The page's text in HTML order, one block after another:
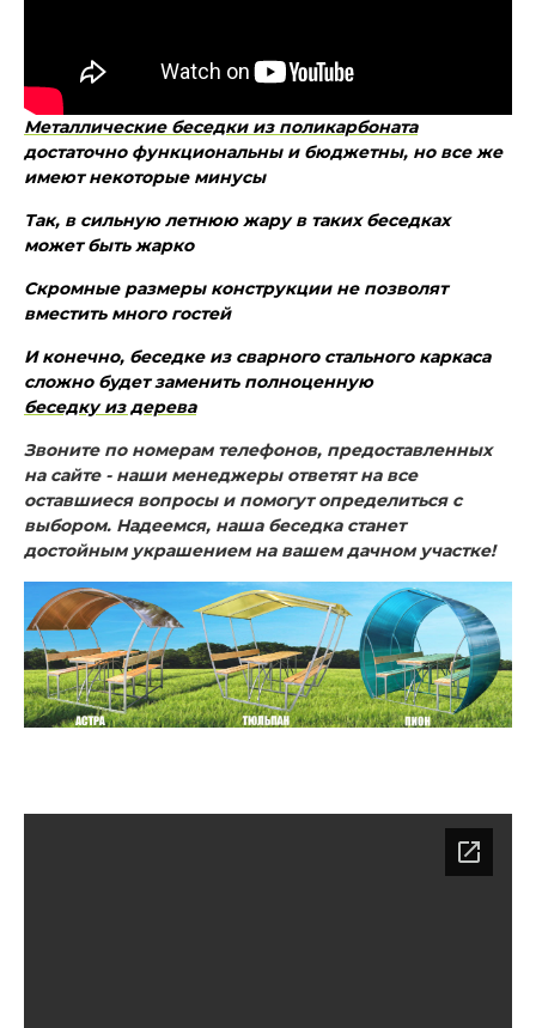
Металлические беседки из поликарбоната
достаточно функциональны и бюджетны, но все же
имеют некоторые минусы
Так, в сильную летнюю жару в таких беседках
может быть жарко
Скромные размеры конструкции не позволят
вместить много гостей
И конечно, беседке из сварного стального каркаса
сложно будет заменить полноценную
беседку из дерева
Звоните по номерам телефонов, предоставленных
на сайте - наши менеджеры ответят на все
оставшиеся вопросы и помогут определиться с
выбором. Надеемся, наша беседка станет
достойным украшением на вашем дачном участке!